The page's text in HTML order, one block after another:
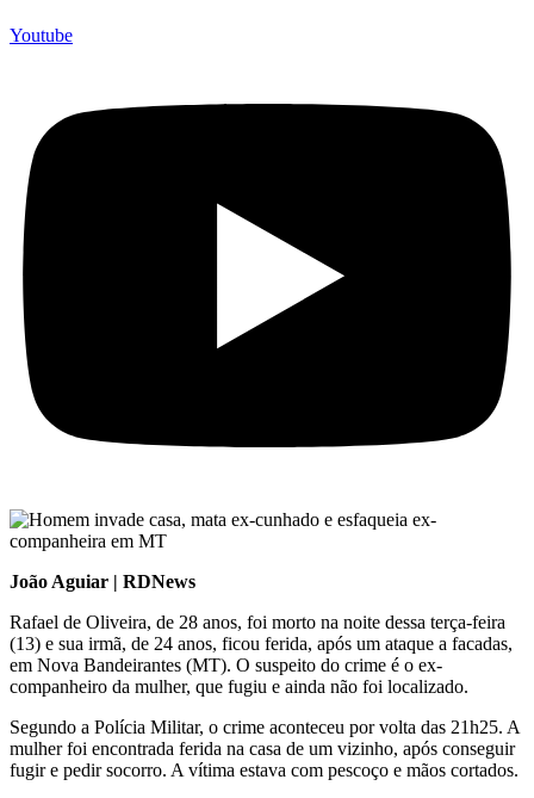
Youtube
João Aguiar | RDNews
Rafael de Oliveira, de 28 anos, foi morto na noite dessa terça-feira
(13) e sua irmã, de 24 anos, ficou ferida, após um ataque a facadas,
em Nova Bandeirantes (MT). O suspeito do crime é o ex-
companheiro da mulher, que fugiu e ainda não foi localizado.
Segundo a Polícia Militar, o crime aconteceu por volta das 21h25. A
mulher foi encontrada ferida na casa de um vizinho, após conseguir
fugir e pedir socorro. A vítima estava com pescoço e mãos cortados.